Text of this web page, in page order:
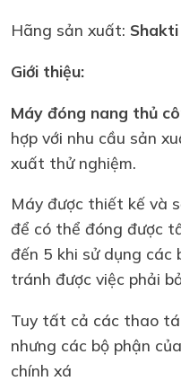
Hãng sản xuất: Shakti
Giới thiệu:
Máy đóng nang thủ
hợp với nhu cầu sản
xuất thử nghiệm.
Máy được thiết kế và
để có thể đóng được
đến 5 khi sử dụng
tránh được việc phải
Tuy tất cả các thao
nhưng các bộ phận
chính xá